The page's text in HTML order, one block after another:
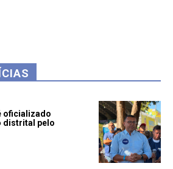
oficializado
distrital pelo